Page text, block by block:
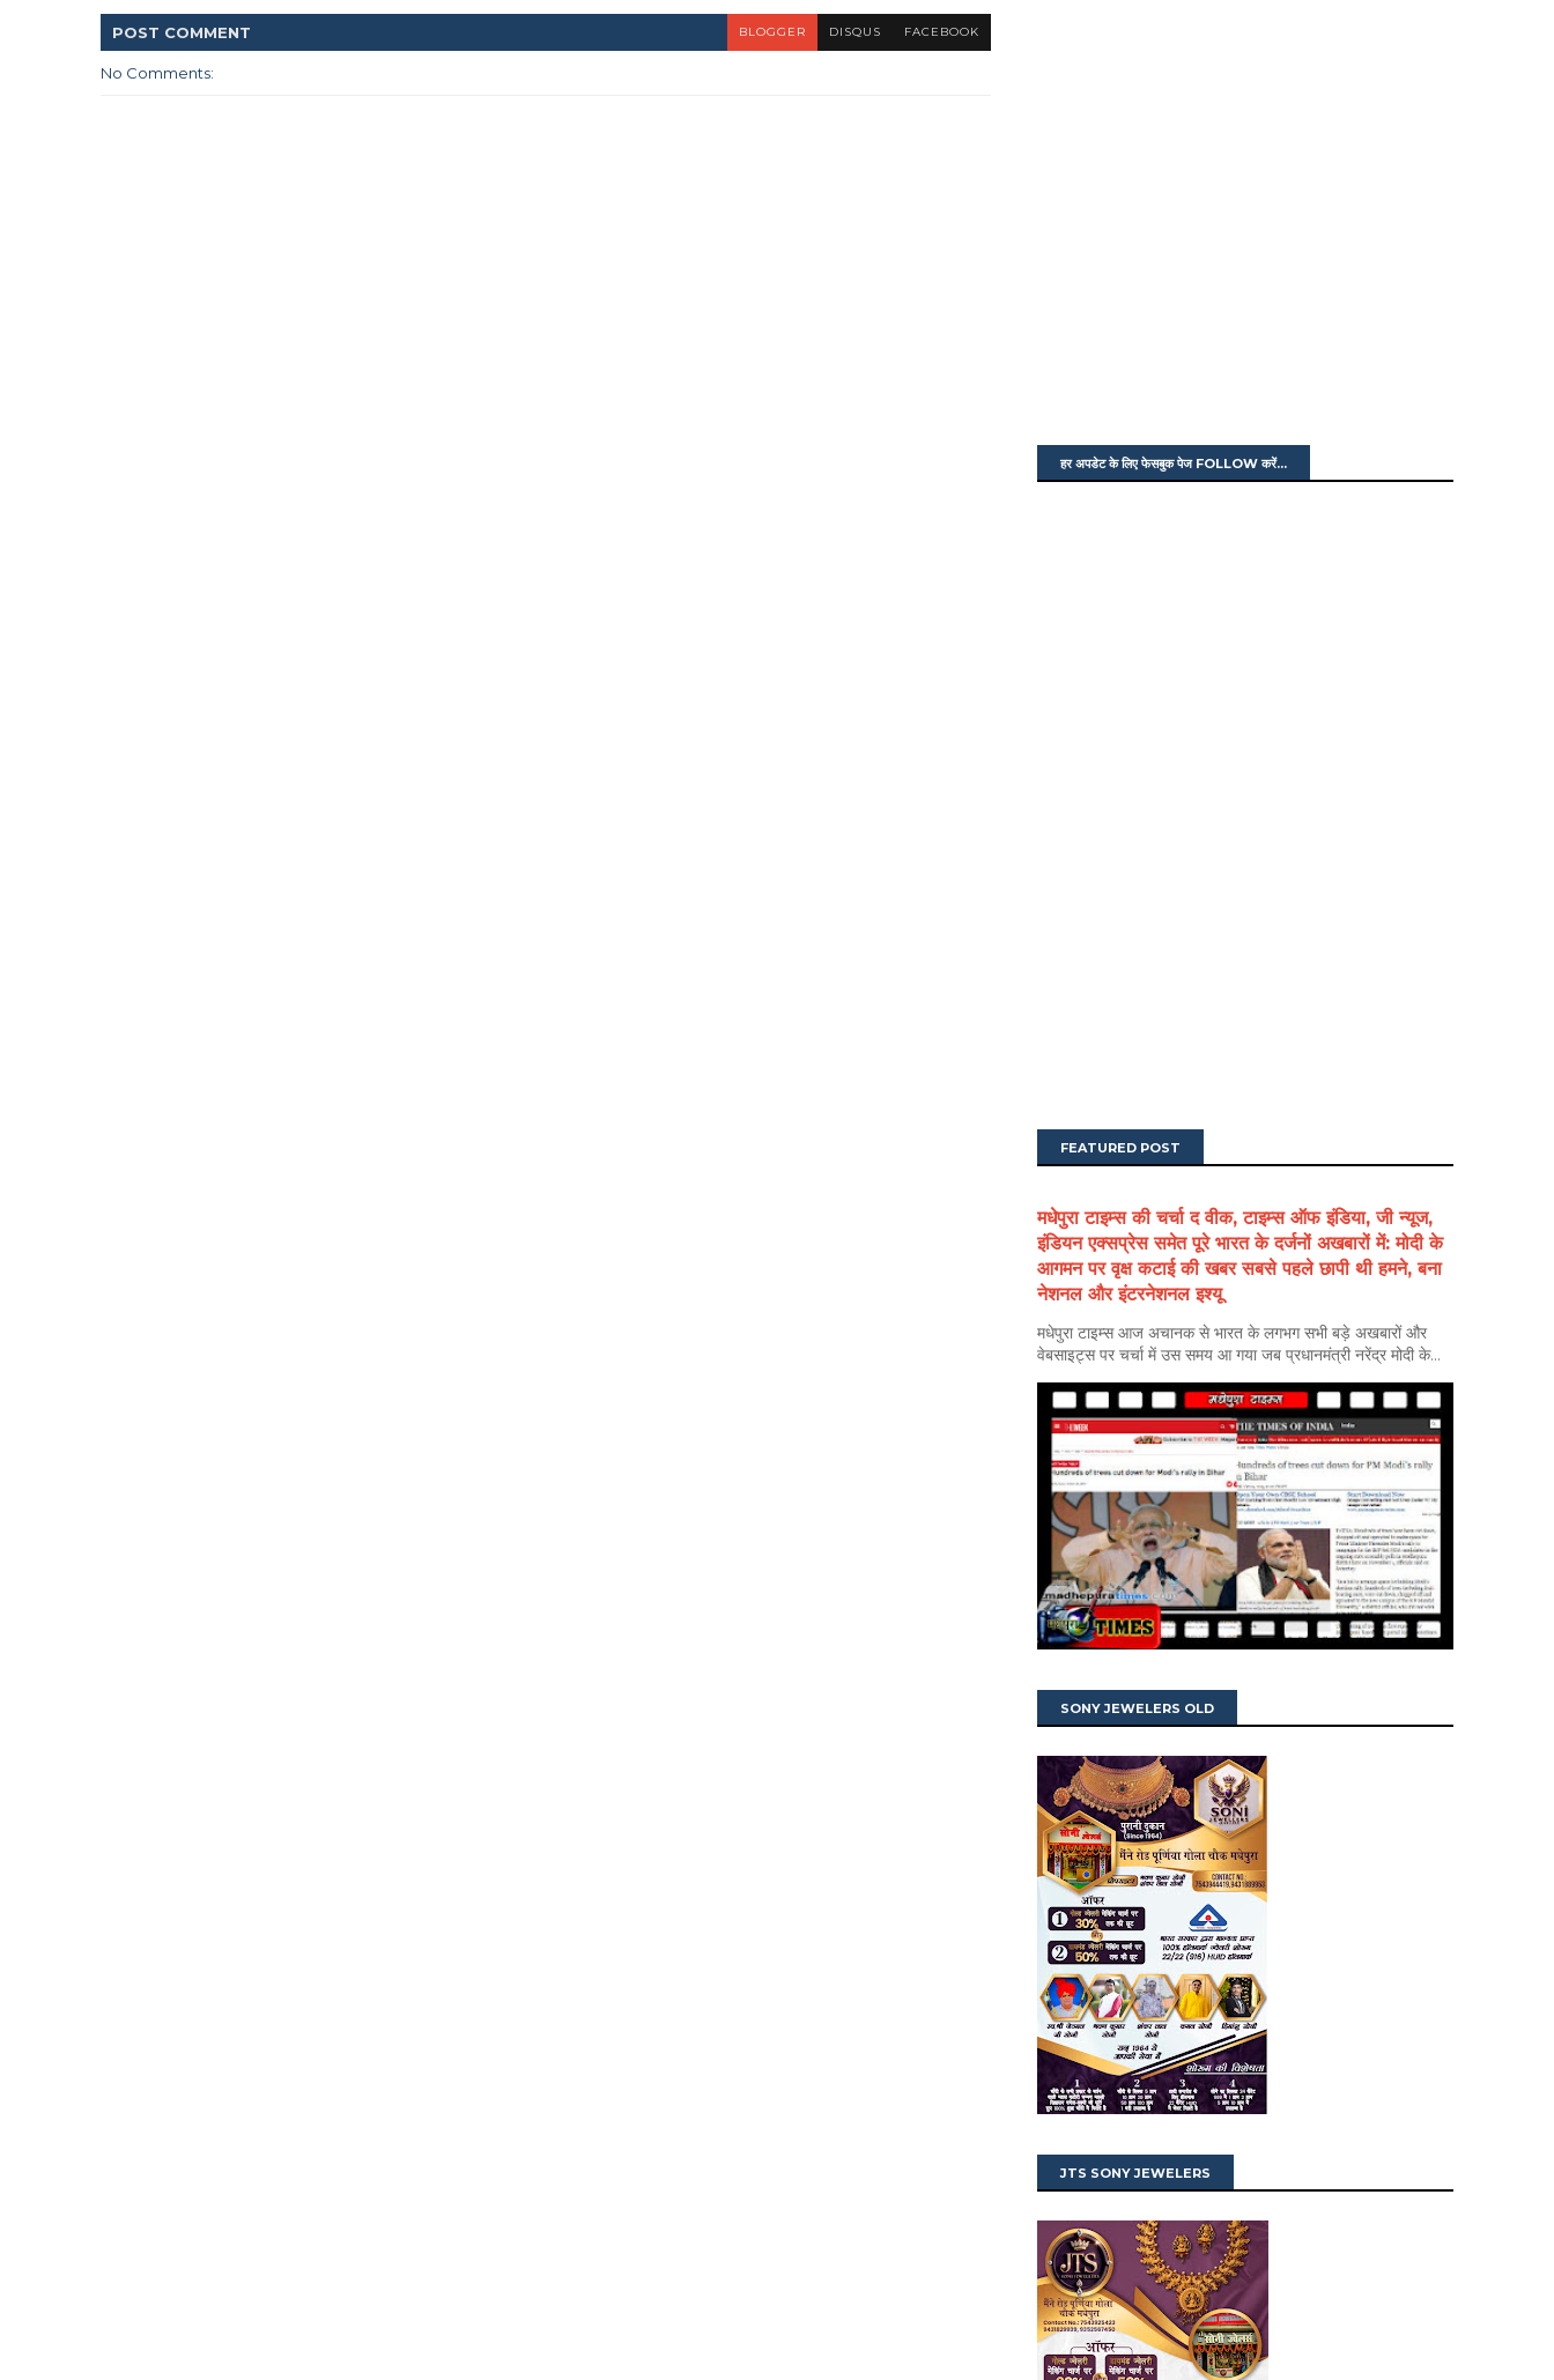
POST COMMENT BLOGGER DISQUS FACEBOOK
No Comments:
हर अपडेट के लिए फेसबुक पेज FOLLOW करें...
FEATURED POST
मधेपुरा टाइम्स की चर्चा द वीक, टाइम्स ऑफ इंडिया, जी न्यूज,
इंडियन एक्सप्रेस समेत पूरे भारत के दर्जनों अखबारों में: मोदी के
आगमन पर वृक्ष कटाई की खबर सबसे पहले छापी थी हमने, बना
नेशनल और इंटरनेशनल इश्यू
मधेपुरा टाइम्स आज अचानक से भारत के लगभग सभी बड़े अखबारों और
वेबसाइट्स पर चर्चा में उस समय आ गया जब प्रधानमंत्री नरेंद्र मोदी के...
SONY JEWELERS OLD
JTS SONY JEWELERS